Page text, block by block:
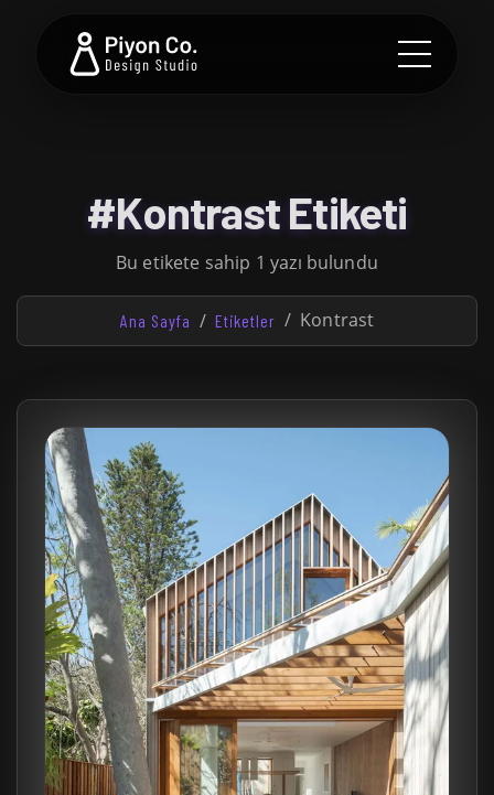
#Kontrast Etiketi
Bu etikete sahip 1 yazı bulundu
Ana Sayfa Etiketler Kontrast